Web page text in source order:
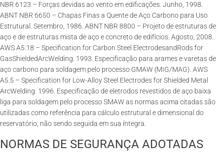
NBR 6123 – Forças devidas ao vento em edificações. Junho, 1998.
ABNT NBR 6650 – Chapas Finas a Quente de Aço Carbono para Uso
Estrutural. Setembro, 1986. ABNT NBR 8800 – Projeto de estruturas de
aço e de estruturas mista de aço e concreto de edifícios. Agosto, 2008.
AWS A5.18 – Specification for Carbon Steel ElectrodesandRods for
GasShieldedArcWelding. 1993. Especificação para arames e varetas de
aço carbono para soldagem pelo processo GMAW (MIG/MAG). AWS
A5.5 – Specification for Low-Alloy Steel Electrodes for Shielded Metal
ArcWelding. 1996. Especificação de eletrodos revestidos de aço baixa
liga para soldagem pelo processo SMAW as normas acima citadas são
utilizadas como referência para cálculo estrutural e dimensional do
reservatório, não sendo seguida em sua íntegra.
NORMAS DE SEGURANÇA ADOTADAS